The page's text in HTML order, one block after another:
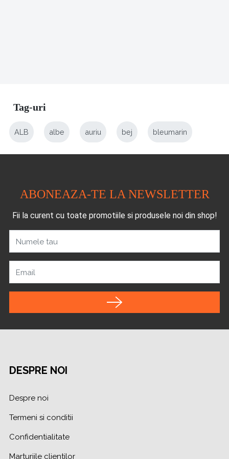
Tag-uri
ALB albe auriu bej bleumarin
ABONEAZA-TE LA NEWSLETTER
Fii la curent cu toate promotiile si produsele noi din shop!
Numele tau
Email
DESPRE NOI
Despre noi
Termeni si conditii
Confidentialitate
Marturiile clientilor